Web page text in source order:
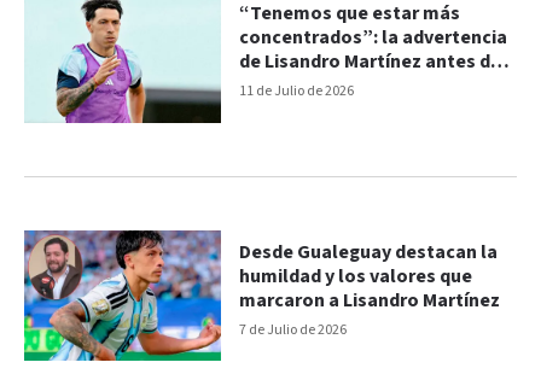
11 de Julio de 2026
“Tenemos que estar más
concentrados”: la advertencia
de Lisandro Martínez antes de
Suiza
7 de Julio de 2026
Desde Gualeguay destacan la
humildad y los valores que
marcaron a Lisandro Martínez